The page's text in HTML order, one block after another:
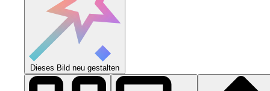
Dieses Bild neu gestalten